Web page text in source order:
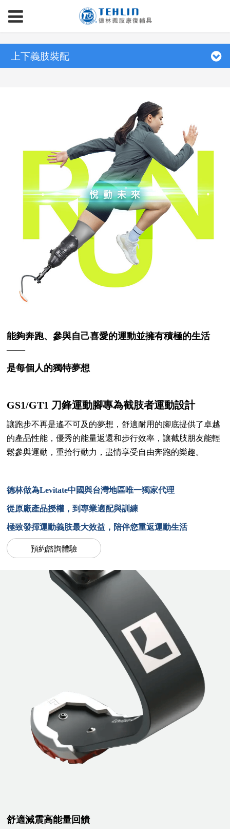
上下義肢裝配
能夠奔跑、參與自己喜愛的運動並擁有積極的生活
——
是每個人的獨特夢想
GS1/GT1 刀鋒運動腳專為截肢者運動設計
讓跑步不再是遙不可及的夢想，舒適耐用的腳底提供了卓越
的產品性能，優秀的能量返還和步行效率，讓截肢朋友能輕
鬆參與運動，重拾行動力，盡情享受自由奔跑的樂趣。
德林做為Levitate中國與台灣地區唯一獨家代理
從原廠產品授權，到專業適配與訓練
極致發揮運動義肢最大效益，陪伴您重返運動生活
預約諮詢體驗
舒適減震高能量回饋